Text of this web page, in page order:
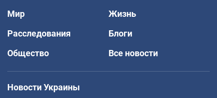
Мир
Жизнь
Расследования
Блоги
Общество
Все новости
Новости Украины